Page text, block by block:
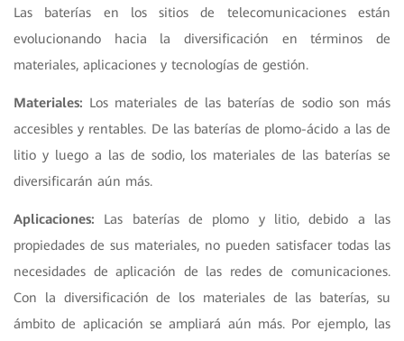
Las baterías en los sitios de telecomunicaciones están
evolucionando hacia la diversificación en términos de
materiales, aplicaciones y tecnologías de gestión.
Materiales: Los materiales de las baterías de sodio son más
accesibles y rentables. De las baterías de plomo-ácido a las de
litio y luego a las de sodio, los materiales de las baterías se
diversificarán aún más.
Aplicaciones: Las baterías de plomo y litio, debido a las
propiedades de sus materiales, no pueden satisfacer todas las
necesidades de aplicación de las redes de comunicaciones.
Con la diversificación de los materiales de las baterías, su
ámbito de aplicación se ampliará aún más. Por ejemplo, las